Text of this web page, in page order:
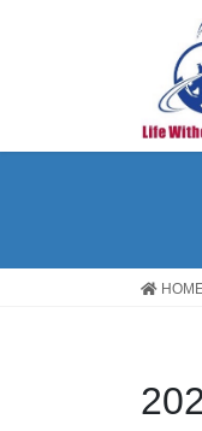
へ
プ
ョ
動